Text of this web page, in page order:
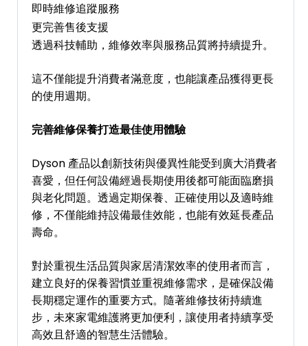
即時維修追蹤服務
更完善售後支援
透過科技輔助，維修效率與服務品質將持續提升。
這不僅能提升消費者滿意度，也能讓產品獲得更長
的使用週期。
完善維修保養打造最佳使用體驗
Dyson 產品以創新技術與優異性能受到廣大消費者
喜愛，但任何設備經過長期使用後都可能面臨磨損
與老化問題。透過定期保養、正確使用以及適時維
修，不僅能維持設備最佳效能，也能有效延長產品
壽命。
對於重視生活品質與家居清潔效率的使用者而言，
建立良好的保養習慣並重視維修需求，是確保設備
長期穩定運作的重要方式。隨著維修技術持續進
步，未來家電維護將更加便利，讓使用者持續享受
高效且舒適的智慧生活體驗。